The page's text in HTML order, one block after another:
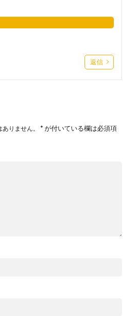
返信
りません。 *が付いている欄は必須項